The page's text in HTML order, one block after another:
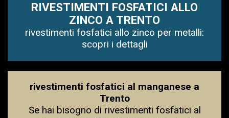
RIVESTIMENTI FOSFATICI ALLO
ZINCO A TRENTO
rivestimenti fosfatici allo zinco per metalli:
scopri i dettagli
rivestimenti fosfatici al manganese a
Trento
Se hai bisogno di rivestimenti fosfatici al